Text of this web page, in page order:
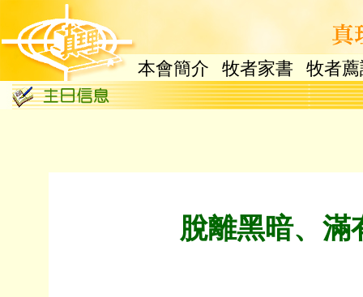
本會簡介 牧者家書 牧者
脫離黑暗、滿